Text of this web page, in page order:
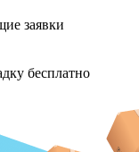
заявки
бесплатно